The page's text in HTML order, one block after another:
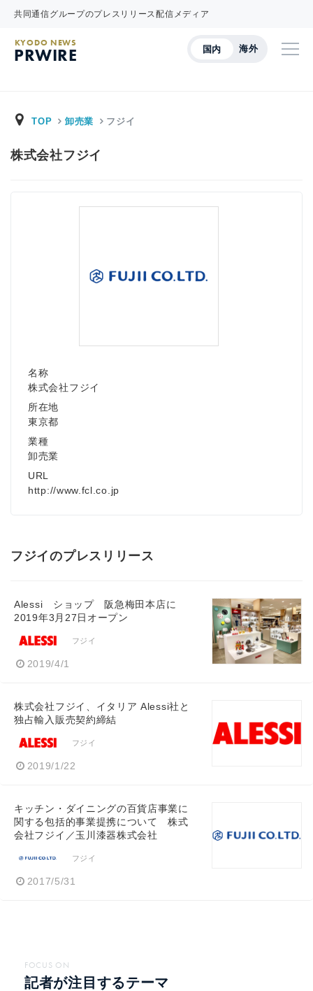
共同通信グループのプレスリリース配信メディア
国内 海外
KYODO NEWS
PRWIRE
TOP 卸売業 フジイ
株式会社フジイ
名称
株式会社フジイ
所在地
東京都
業種
卸売業
URL
http://www.fcl.co.jp
フジイのプレスリリース
Alessi ショップ 阪急梅田本店に
2019年3月27日オープン
フジイ
2019/4/1
株式会社フジイ、イタリア Alessi社と
独占輸入販売契約締結
フジイ
2019/1/22
キッチン・ダイニングの百貨店事業に
関する包括的事業提携について 株式
会社フジイ／玉川漆器株式会社
フジイ
2017/5/31
FOCUS ON
記者が注目するテーマ